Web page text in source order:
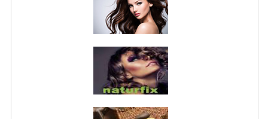
BLOG
FREE-INFO
PIANTE
CORPO
VISO